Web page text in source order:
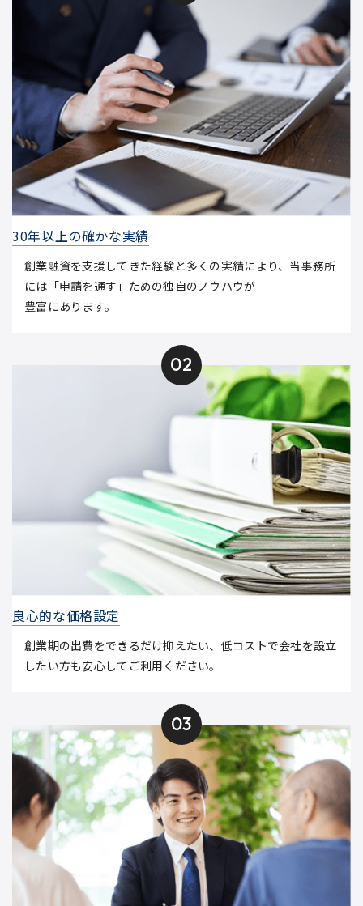
30年以上の確かな実績
創業融資を支援してきた経験と多くの実績により、当事務所
には「申請を通す」ための独自のノウハウが
豊富にあります。
02
良心的な価格設定
創業期の出費をできるだけ抑えたい、低コストで会社を設立
したい方も安心してご利用ください。
03